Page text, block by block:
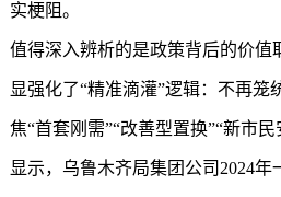
实梗阻。
值得深入辨析的是政策背后的价值
显强化了“精准滴灌”逻辑：不再笼
焦“首套刚需”“改善型置换”“新市
显示，乌鲁木齐局集团公司2024年